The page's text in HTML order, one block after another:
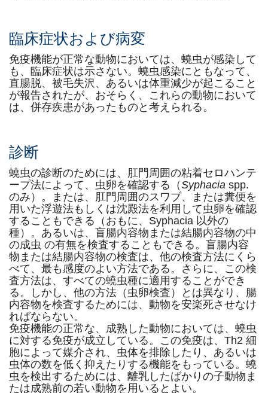
臨床症状および病変
免疫機能が正常な動物においては、蟯虫が感染して
も、臨床症状は示さない。蟯虫感染にともなって、
直腸脱、被毛失沢、あるいは体重減少が起こること
が報告されたが、おそらく、これらの動物において
は、併存疾患があったものと考えられる。
診断
蟯虫の診断のためには、肛門周囲の粘着セロハンテ
ープ法によって、虫卵を確認する（Syphacia spp.
のみ）。または、肛門周囲のスワブ、または糞便を
用いた浮遊法もしくは沈殿法を利用して虫卵を確認
することもできる（おもに、Syphacia 以外の
種）。あるいは、盲腸内容物または結腸内容物の中
の成虫 の有無を検査することもできる。盲腸内容
物または結腸内容物の検査は、他の検査方法にくら
べて、最も感度のよい方法である。さらに、この検
査方法は、すべての蟯虫種に適用することができ
る。しかし、他の方法（虫卵検査）とは異なり、腸
内容物を検査するためには、動物を安楽死させなけ
ればならない。
免疫機能の正常な、成熟した動物においては、蟯虫
に対する免疫が成立している。この免疫は、Th2 細
胞によって媒介され、虫体を排除したり、あるいは
虫体の数を低く抑えたりする機能をもっている。蟯
虫を検出するためには、離乳したばかりの子動物ま
たは成熟前の若い動物を用いるとよい。